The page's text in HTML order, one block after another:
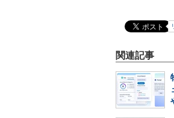
関連記事